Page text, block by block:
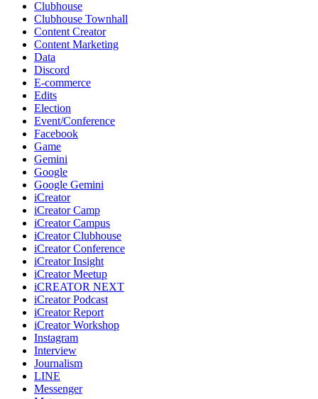
Clubhouse
Clubhouse Townhall
Content Creator
Content Marketing
Data
Discord
E-commerce
Edits
Election
Event/Conference
Facebook
Game
Gemini
Google
Google Gemini
iCreator
iCreator Camp
iCreator Campus
iCreator Clubhouse
iCreator Conference
iCreator Insight
iCreator Meetup
iCREATOR NEXT
iCreator Podcast
iCreator Report
iCreator Workshop
Instagram
Interview
Journalism
LINE
Messenger